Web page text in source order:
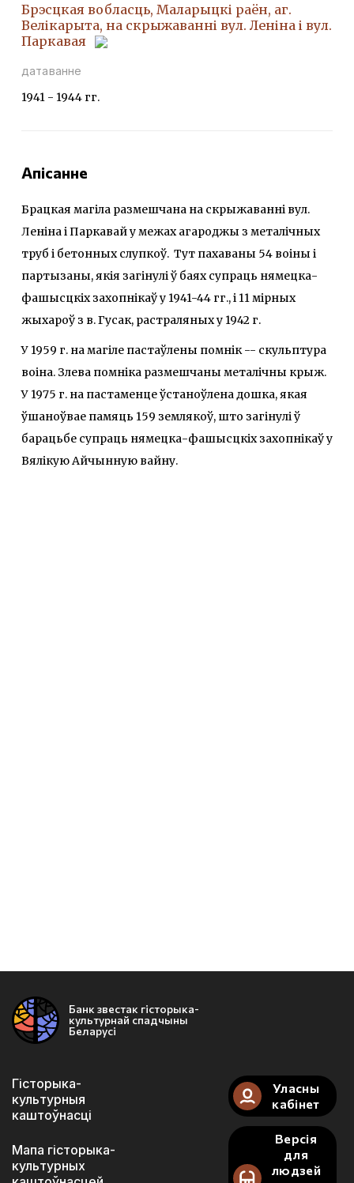
Брэсцкая вобласць, Маларыцкі раён, аг.
Велікарыта, на скрыжаванні вул. Леніна і вул.
Паркавая
датаванне
1941 - 1944 гг.
Апісанне
Брацкая магіла размешчана на скрыжаванні вул.
Леніна і Паркавай у межах агароджы з металічных
труб і бетонных слупкоў. Тут пахаваны 54 воіны і
партызаны, якія загінулі ў баях супраць нямецка-
фашысцкіх захопнікаў у 1941-44 гг., і 11 мірных
жыхароў з в. Гусак, растраляных у 1942 г.
У 1959 г. на магіле пастаўлены помнік -- скульптура
воіна. Злева помніка размешчаны металічны крыж.
У 1975 г. на пастаменце ўстаноўлена дошка, якая
ўшаноўвае памяць 159 землякоў, што загінулі ў
барацьбе супраць нямецка-фашысцкіх захопнікаў у
Вялікую Айчынную вайну.
Банк звестак гісторыка-
культурнай спадчыны
Беларусі
Гісторыка-
культурныя
каштоўнасці
Мапа гісторыка-
культурных
Уласны
кабінет
Версія
для
людзей